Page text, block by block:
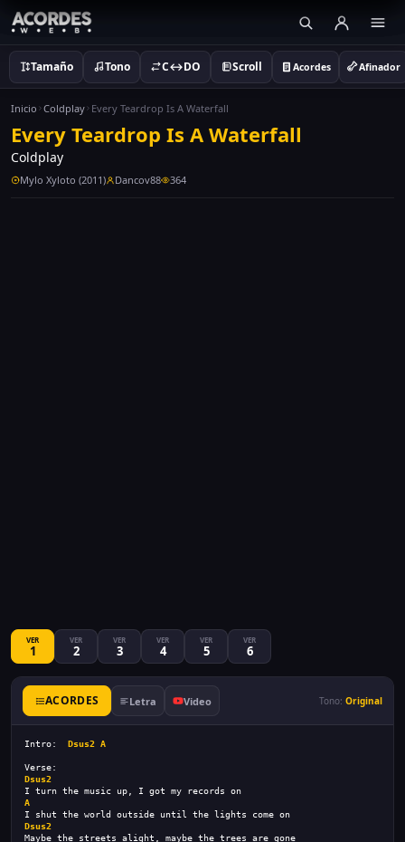
Tamaño Tono C↔DO Scroll Acordes Afinador
Inicio Coldplay Every Teardrop Is A Waterfall
Every Teardrop Is A Waterfall
Coldplay
Mylo Xyloto (2011) Dancov88 364
VER
1
VER
2
VER
3
VER
4
VER
5
VER
6
ACORDES Letra Video Tono: Original
Intro: Dsus2 A
Verse:
Dsus2
I turn the music up, I got my records on
A
I shut the world outside until the lights come on
Dsus2
Maybe the streets alight, maybe the trees are gone